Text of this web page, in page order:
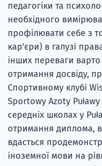
педагогіки та
необхідного
профілювати себе з
кар'єри) в галузі
інших переваги
отримання досвіду,
Спортивному клубі
Sportowy Azoty
середніх школах у
отримання диплома,
вдасться
іноземної мови на